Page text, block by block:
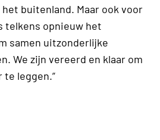
buitenland. Maar ook voor
telkens opnieuw het
samen uitzonderlijke
We zijn vereerd en klaar om
te leggen.”